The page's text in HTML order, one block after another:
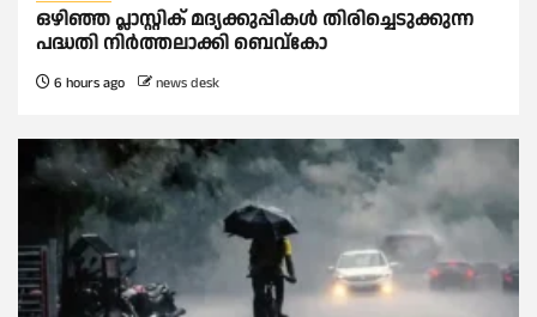
ഒഴിഞ്ഞ പ്ലാസ്റ്റിക് മദ്യക്കുപ്പികള്‍ തിരിച്ചെടുക്കുന്ന
പദ്ധതി നിര്‍ത്തലാക്കി ബെവ്കോ
6 hours ago news desk